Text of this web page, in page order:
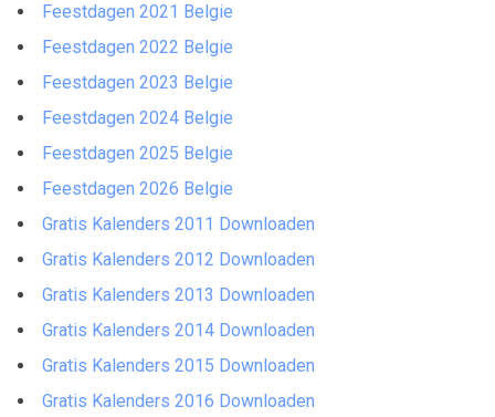
Feestdagen 2021 Belgie
Feestdagen 2022 Belgie
Feestdagen 2023 Belgie
Feestdagen 2024 Belgie
Feestdagen 2025 Belgie
Feestdagen 2026 Belgie
Gratis Kalenders 2011 Downloaden
Gratis Kalenders 2012 Downloaden
Gratis Kalenders 2013 Downloaden
Gratis Kalenders 2014 Downloaden
Gratis Kalenders 2015 Downloaden
Gratis Kalenders 2016 Downloaden